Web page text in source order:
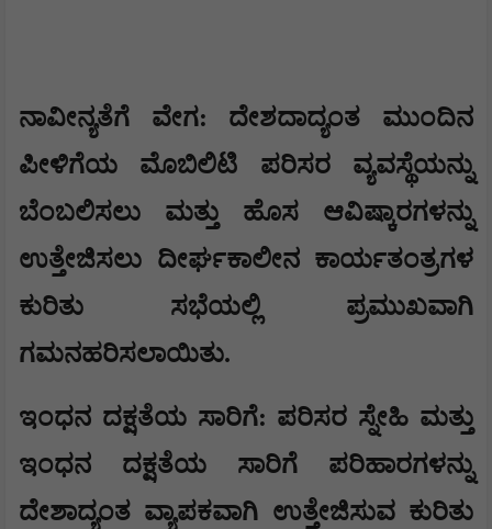
​​ನಾವೀನ್ಯತೆಗೆ ವೇಗ: ದೇಶದಾದ್ಯಂತ ಮುಂದಿನ
ಪೀಳಿಗೆಯ ಮೊಬಿಲಿಟಿ ಪರಿಸರ ವ್ಯವಸ್ಥೆಯನ್ನು
ಬೆಂಬಲಿಸಲು ಮತ್ತು ಹೊಸ ಆವಿಷ್ಕಾರಗಳನ್ನು
ಉತ್ತೇಜಿಸಲು ದೀರ್ಘಕಾಲೀನ ಕಾರ್ಯತಂತ್ರಗಳ
ಕುರಿತು ಸಭೆಯಲ್ಲಿ ಪ್ರಮುಖವಾಗಿ
ಗಮನಹರಿಸಲಾಯಿತು.
​ಇಂಧನ ದಕ್ಷತೆಯ ಸಾರಿಗೆ: ಪರಿಸರ ಸ್ನೇಹಿ ಮತ್ತು
ಇಂಧನ ದಕ್ಷತೆಯ ಸಾರಿಗೆ ಪರಿಹಾರಗಳನ್ನು
ದೇಶಾದ್ಯಂತ ವ್ಯಾಪಕವಾಗಿ ಉತ್ತೇಜಿಸುವ ಕುರಿತು